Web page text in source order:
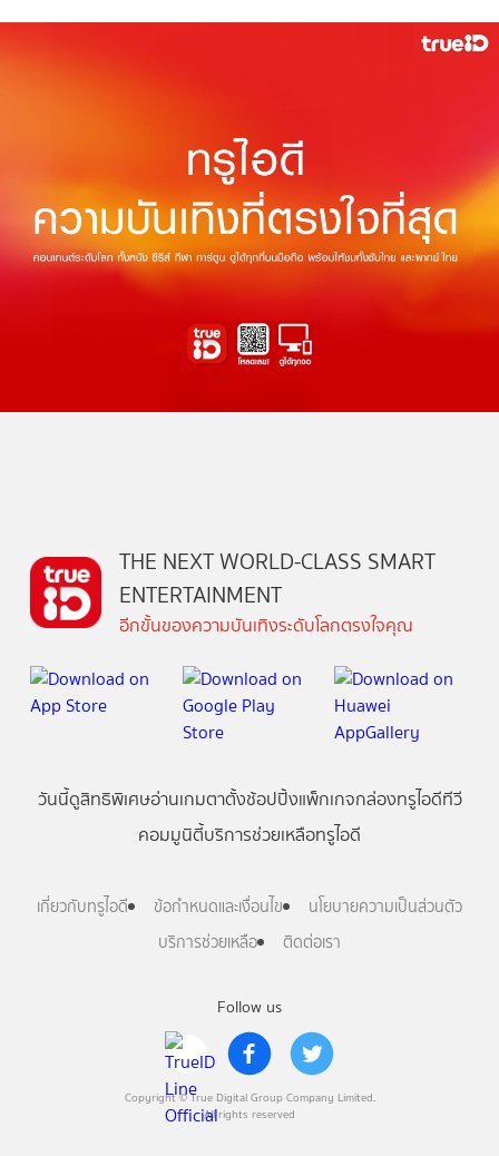
Follow us
Copyright © True Digital Group Company Limited.
All rights reserved
THE NEXT WORLD-CLASS SMART
ENTERTAINMENT
อีกขั้นของความบันเทิงระดับโลกตรงใจคุณ
วันนี้ดูสิทธิพิเศษอ่านเกมตาตั้งช้อปปิ้งแพ็กเกจกล่องทรูไอดีทีวี
คอมมูนิตี้บริการช่วยเหลือทรูไอดี
เกี่ยวกับทรูไอดี ข้อกำหนดและเงื่อนไข
นโยบายความเป็นส่วนตัว
บริการช่วยเหลือ
ติดต่อเรา